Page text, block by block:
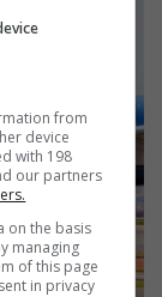
from
device
with 198
our partners
on the basis
managing
of this page
in privacy